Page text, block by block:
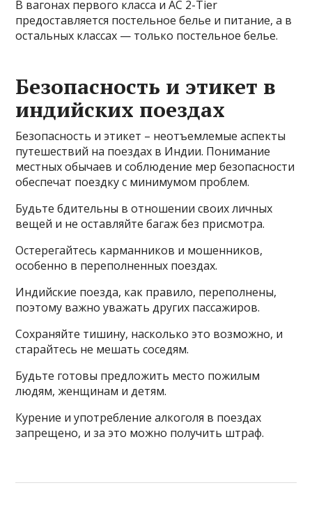
В вагонах первого класса и AC 2-Tier
предоставляется постельное белье и питание, а в
остальных классах — только постельное белье.
Безопасность и этикет в
индийских поездах
Безопасность и этикет – неотъемлемые аспекты
путешествий на поездах в Индии. Понимание
местных обычаев и соблюдение мер безопасности
обеспечат поездку с минимумом проблем.
Будьте бдительны в отношении своих личных
вещей и не оставляйте багаж без присмотра.
Остерегайтесь карманников и мошенников,
особенно в переполненных поездах.
Индийские поезда, как правило, переполнены,
поэтому важно уважать других пассажиров.
Сохраняйте тишину, насколько это возможно, и
старайтесь не мешать соседям.
Будьте готовы предложить место пожилым
людям, женщинам и детям.
Курение и употребление алкоголя в поездах
запрещено, и за это можно получить штраф.